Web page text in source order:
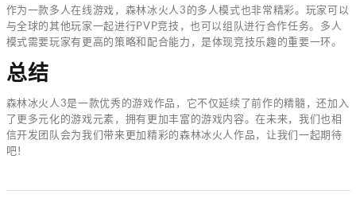
作为一款多人在线游戏，森林冰火人3的多人模式也非常精彩。玩家可以
与全球的其他玩家一起进行PVP竞技，也可以组队进行合作任务。多人
模式需要玩家有更高的策略和配合能力，是体现竞技乐趣的重要一环。
总结
森林冰火人3是一款优秀的游戏作品，它不仅延续了前作的精髓，还加入
了更多元化的游戏元素，拥有更加丰富的游戏内容。在未来，我们也相
信开发团队会为我们带来更加精彩的森林冰火人作品，让我们一起期待
吧！